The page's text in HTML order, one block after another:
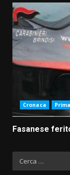
Cronaca
Fasanese
Ricerca
per: